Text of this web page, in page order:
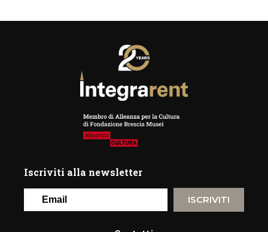
Iscriviti alla newsletter
ISCRIVITI